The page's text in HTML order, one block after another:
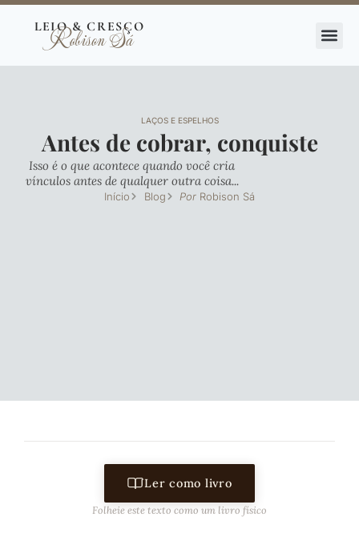
o
LEIO & CRESÇO
Robison Sá
LAÇOS E ESPELHOS
Antes de cobrar, conquiste
Isso é o que acontece quando você cria
vínculos antes de qualquer outra coisa...
Início Blog Por Robison Sá
Ler como livro
Folheie este texto como um livro físico